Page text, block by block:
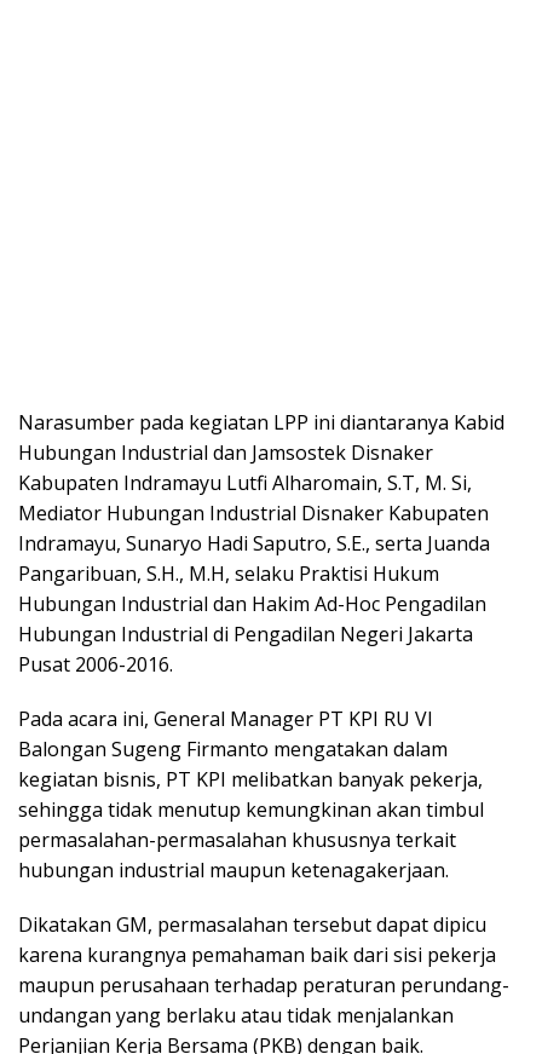
Narasumber pada kegiatan LPP ini diantaranya Kabid
Hubungan Industrial dan Jamsostek Disnaker
Kabupaten Indramayu Lutfi Alharomain, S.T, M. Si,
Mediator Hubungan Industrial Disnaker Kabupaten
Indramayu, Sunaryo Hadi Saputro, S.E., serta Juanda
Pangaribuan, S.H., M.H, selaku Praktisi Hukum
Hubungan Industrial dan Hakim Ad-Hoc Pengadilan
Hubungan Industrial di Pengadilan Negeri Jakarta
Pusat 2006-2016.
Pada acara ini, General Manager PT KPI RU VI
Balongan Sugeng Firmanto mengatakan dalam
kegiatan bisnis, PT KPI melibatkan banyak pekerja,
sehingga tidak menutup kemungkinan akan timbul
permasalahan-permasalahan khususnya terkait
hubungan industrial maupun ketenagakerjaan.
Dikatakan GM, permasalahan tersebut dapat dipicu
karena kurangnya pemahaman baik dari sisi pekerja
maupun perusahaan terhadap peraturan perundang-
undangan yang berlaku atau tidak menjalankan
Perjanjian Kerja Bersama (PKB) dengan baik.